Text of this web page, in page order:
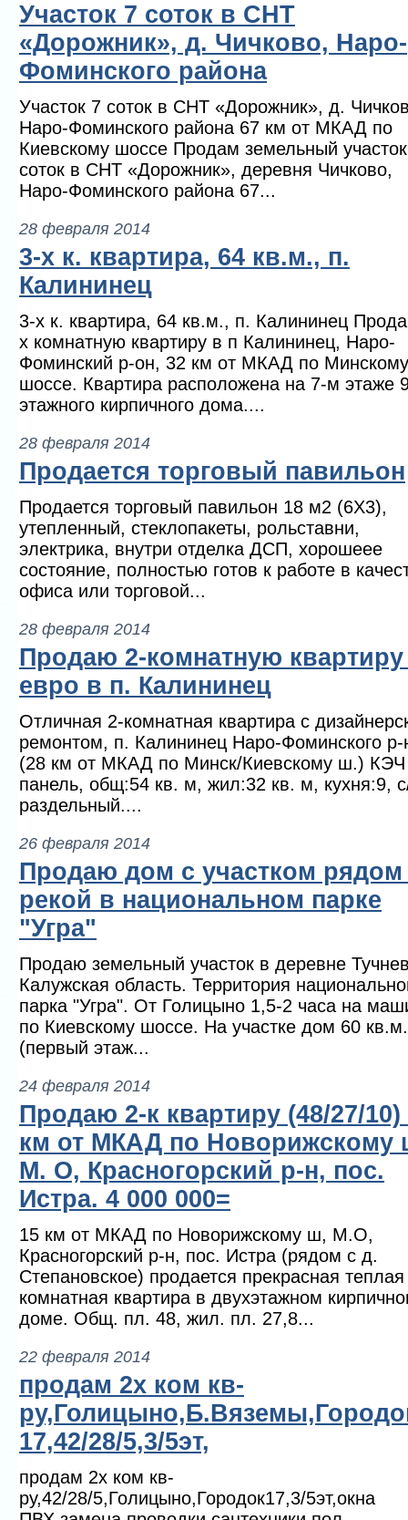
Участок 7 соток в СНТ
«Дорожник», д. Чичково, Наро-
Фоминского района
Участок 7 соток в СНТ «Дорожник», д.
Наро-Фоминского района 67 км от МКАД по
Киевскому шоссе Продам земельный
соток в СНТ «Дорожник», деревня Чичково,
Наро-Фоминского района 67...
28 февраля 2014
3-х к. квартира, 64 кв.м., п.
Калининец
3-х к. квартира, 64 кв.м., п. Калининец
х комнатную квартиру в п Калининец, Наро-
Фоминский р-он, 32 км от МКАД по Минскому
шоссе. Квартира расположена на 7-м этаже
этажного кирпичного дома....
28 февраля 2014
Продается торговый павильон
Продается торговый павильон 18 м2 (6Х3),
утепленный, стеклопакеты, рольставни,
электрика, внутри отделка ДСП, хорошеее
состояние, полностью готов к работе в
офиса или торговой...
28 февраля 2014
Продаю 2-комнатную квартиру
евро в п. Калининец
Отличная 2-комнатная квартира с
ремонтом, п. Калининец Наро-Фоминского р-
(28 км от МКАД по Минск/Киевскому ш.) КЭЧ
панель, общ:54 кв. м, жил:32 кв. м, кухня:9,
раздельный....
26 февраля 2014
Продаю дом с участком рядом
рекой в национальном парке
"Угра"
Продаю земельный участок в деревне
Калужская область. Территория
парка "Угра". От Голицыно 1,5-2 часа на
по Киевскому шоссе. На участке дом 60 кв.м.
(первый этаж...
24 февраля 2014
Продаю 2-к квартиру (48/27/10)
км от МКАД по Новорижскому
М. О, Красногорский р-н, пос.
Истра. 4 000 000=
15 км от МКАД по Новорижскому ш, М.О,
Красногорский р-н, пос. Истра (рядом с д.
Степановское) продается прекрасная
комнатная квартира в двухэтажном
доме. Общ. пл. 48, жил. пл. 27,8...
22 февраля 2014
продам 2х ком кв-
17,42/28/5,3/5эт,
продам 2х ком кв-
ру,42/28/5,Голицыно,Городок17,3/5эт,окна